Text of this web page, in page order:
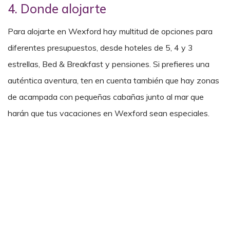
4. Donde alojarte
Para alojarte en Wexford hay multitud de opciones para
diferentes presupuestos, desde hoteles de 5, 4 y 3
estrellas, Bed & Breakfast y pensiones. Si prefieres una
auténtica aventura, ten en cuenta también que hay zonas
de acampada con pequeñas cabañas junto al mar que
harán que tus vacaciones en Wexford sean especiales.